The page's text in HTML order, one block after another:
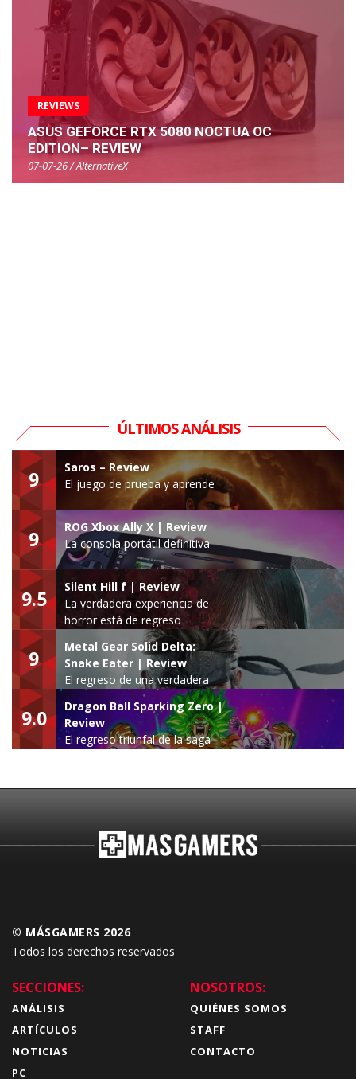
REVIEWS
ASUS GEFORCE RTX 5080 NOCTUA OC
EDITION– REVIEW
07-07-26 / AlternativeX
ÚLTIMOS ANÁLISIS
9
Saros – Review
El juego de prueba y aprende
9
ROG Xbox Ally X | Review
La consola portátil definitiva
9.5
Silent Hill f | Review
La verdadera experiencia de
horror está de regreso
9
Metal Gear Solid Delta:
Snake Eater | Review
El regreso de una verdadera
leyenda
9.0
Dragon Ball Sparking Zero |
Review
El regreso triunfal de la saga
© MÁSGAMERS 2026
Todos los derechos reservados
SECCIONES:
ANÁLISIS
ARTÍCULOS
NOTICIAS
PC
NOSOTROS:
QUIÉNES SOMOS
STAFF
CONTACTO